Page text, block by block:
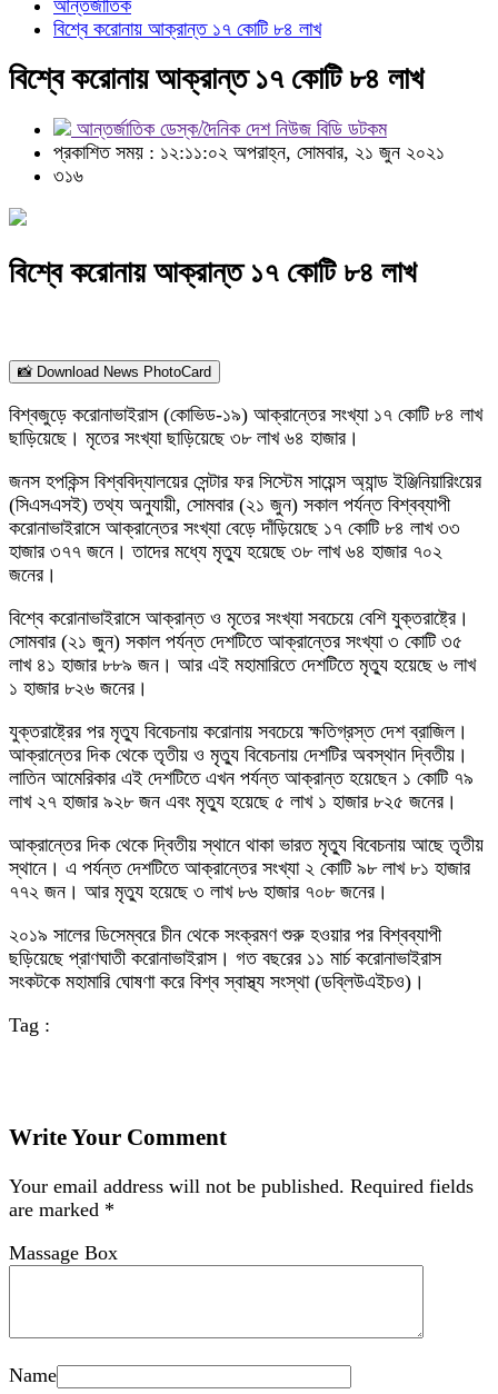
আন্তর্জাতিক
বিশ্বে করোনায় আক্রান্ত ১৭ কোটি ৮৪ লাখ
বিশ্বে করোনায় আক্রান্ত ১৭ কোটি ৮৪ লাখ
আন্তর্জাতিক ডেস্ক/দৈনিক দেশ নিউজ বিডি ডটকম
প্রকাশিত সময় : ১২:১১:০২ অপরাহ্ন, সোমবার, ২১ জুন ২০২১
৩১৬
বিশ্বে করোনায় আক্রান্ত ১৭ কোটি ৮৪ লাখ
📸 Download News PhotoCard
বিশ্বজুড়ে করোনাভাইরাস (কোভিড-১৯) আক্রান্তের সংখ্যা ১৭ কোটি ৮৪ লাখ
ছাড়িয়েছে। মৃতের সংখ্যা ছাড়িয়েছে ৩৮ লাখ ৬৪ হাজার।
জনস হপকিন্স বিশ্ববিদ্যালয়ের সেন্টার ফর সিস্টেম সায়েন্স অ্যান্ড ইঞ্জিনিয়ারিংয়ের
(সিএসএসই) তথ্য অনুযায়ী, সোমবার (২১ জুন) সকাল পর্যন্ত বিশ্বব্যাপী
করোনাভাইরাসে আক্রান্তের সংখ্যা বেড়ে দাঁড়িয়েছে ১৭ কোটি ৮৪ লাখ ৩৩
হাজার ৩৭৭ জনে। তাদের মধ্যে মৃত্যু হয়েছে ৩৮ লাখ ৬৪ হাজার ৭০২
জনের।
বিশ্বে করোনাভাইরাসে আক্রান্ত ও মৃতের সংখ্যা সবচেয়ে বেশি যুক্তরাষ্ট্রে।
সোমবার (২১ জুন) সকাল পর্যন্ত দেশটিতে আক্রান্তের সংখ্যা ৩ কোটি ৩৫
লাখ ৪১ হাজার ৮৮৯ জন। আর এই মহামারিতে দেশটিতে মৃত্যু হয়েছে ৬ লাখ
১ হাজার ৮২৬ জনের।
যুক্তরাষ্ট্রের পর মৃত্যু বিবেচনায় করোনায় সবচেয়ে ক্ষতিগ্রস্ত দেশ ব্রাজিল।
আক্রান্তের দিক থেকে তৃতীয় ও মৃত্যু বিবেচনায় দেশটির অবস্থান দ্বিতীয়।
লাতিন আমেরিকার এই দেশটিতে এখন পর্যন্ত আক্রান্ত হয়েছেন ১ কোটি ৭৯
লাখ ২৭ হাজার ৯২৮ জন এবং মৃত্যু হয়েছে ৫ লাখ ১ হাজার ৮২৫ জনের।
আক্রান্তের দিক থেকে দ্বিতীয় স্থানে থাকা ভারত মৃত্যু বিবেচনায় আছে তৃতীয়
স্থানে। এ পর্যন্ত দেশটিতে আক্রান্তের সংখ্যা ২ কোটি ৯৮ লাখ ৮১ হাজার
৭৭২ জন। আর মৃত্যু হয়েছে ৩ লাখ ৮৬ হাজার ৭০৮ জনের।
২০১৯ সালের ডিসেম্বরে চীন থেকে সংক্রমণ শুরু হওয়ার পর বিশ্বব্যাপী
ছড়িয়েছে প্রাণঘাতী করোনাভাইরাস। গত বছরের ১১ মার্চ করোনাভাইরাস
সংকটকে মহামারি ঘোষণা করে বিশ্ব স্বাস্থ্য সংস্থা (ডব্লিউএইচও)।
Tag :
Write Your Comment
Your email address will not be published. Required fields
are marked *
Massage Box
Name